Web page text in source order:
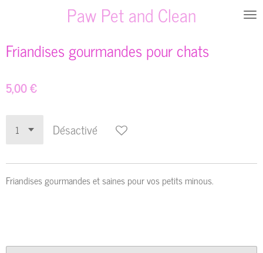
principal
Paw Pet and Clean
Friandises gourmandes pour chats
5,00 €
Désactivé
Friandises gourmandes et saines pour vos petits minous.